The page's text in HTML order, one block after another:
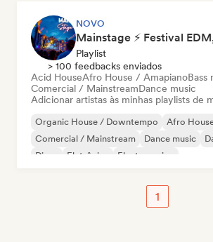
NOVO
Playlist
> 100 feedbacks enviados
Acid HouseAfro House / AmapianoBass
Comercial / MainstreamDance music
Adicionar artistas às minhas playlists de
Organic House / Downtempo
Afro
Comercial / Mainstream
Dance music
Disco
Eletrônica Electro swing
1